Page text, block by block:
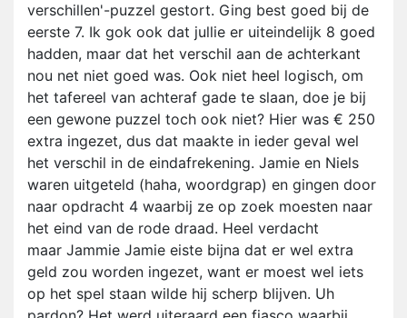
verschillen'-puzzel gestort. Ging best goed bij de
eerste 7. Ik gok ook dat jullie er uiteindelijk 8 goed
hadden, maar dat het verschil aan de achterkant
nou net niet goed was. Ook niet heel logisch, om
het tafereel van achteraf gade te slaan, doe je bij
een gewone puzzel toch ook niet? Hier was € 250
extra ingezet, dus dat maakte in ieder geval wel
het verschil in de eindafrekening. Jamie en Niels
waren uitgeteld (haha, woordgrap) en gingen door
naar opdracht 4 waarbij ze op zoek moesten naar
het eind van de rode draad. Heel verdacht
maar Jammie Jamie eiste bijna dat er wel extra
geld zou worden ingezet, want er moest wel iets
op het spel staan wilde hij scherp blijven. Uh